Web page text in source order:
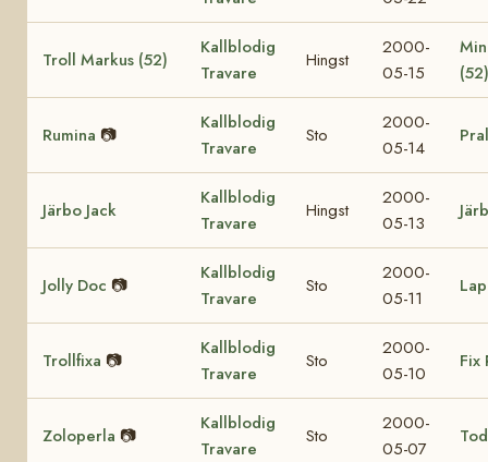
Troll Markus (52)
Kallblodig
Travare
Hingst
2000-
05-15
(52)
Rumina 📷
Kallblodig
Travare
Sto
2000-
05-14
Järbo Jack
Kallblodig
Travare
Hingst
2000-
05-13
Jolly Doc 📷
Kallblodig
Travare
Sto
2000-
05-11
Trollfixa 📷
Kallblodig
Travare
Sto
2000-
05-10
Fix
Zoloperla 📷
Kallblodig
Travare
Sto
2000-
05-07